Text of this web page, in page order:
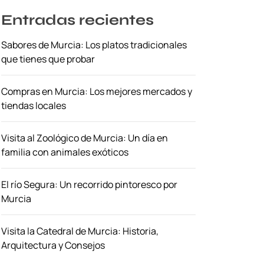
Entradas recientes
Sabores de Murcia: Los platos tradicionales
que tienes que probar
Compras en Murcia: Los mejores mercados y
tiendas locales
Visita al Zoológico de Murcia: Un día en
familia con animales exóticos
El río Segura: Un recorrido pintoresco por
Murcia
Visita la Catedral de Murcia: Historia,
Arquitectura y Consejos